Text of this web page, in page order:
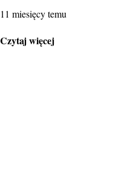
11 miesięcy temu
Czytaj więcej